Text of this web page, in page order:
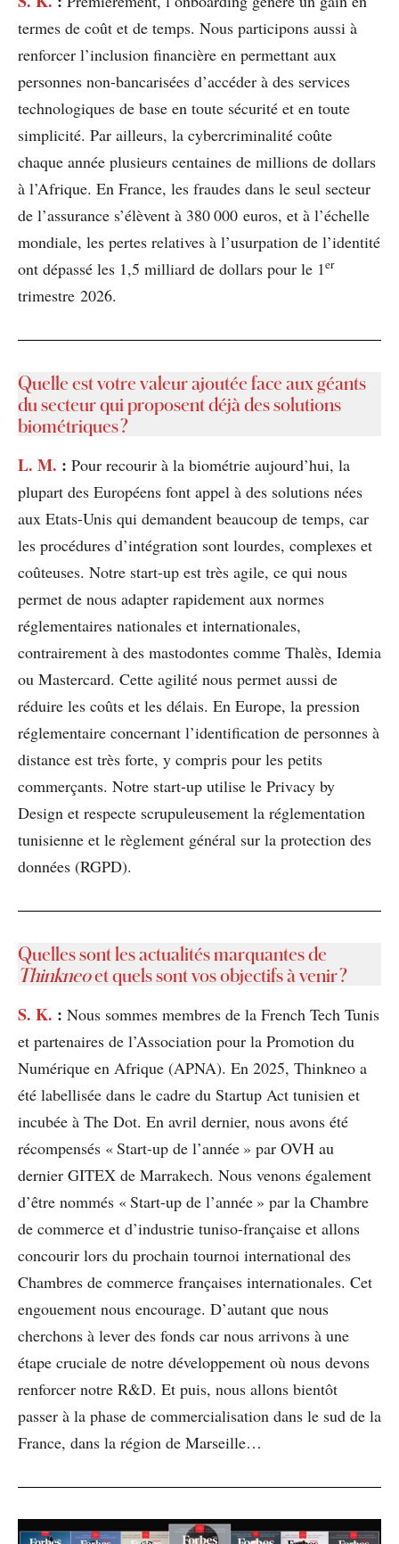
termes de coût et de temps. Nous participons aussi à
renforcer l’inclusion financière en permettant aux
personnes non-bancarisées d’accéder à des services
technologiques de base en toute sécurité et en toute
simplicité. Par ailleurs, la cybercriminalité coûte
chaque année plusieurs centaines de millions de dollars
à l’Afrique. En France, les fraudes dans le seul secteur
de l’assurance s’élèvent à 380 000 euros, et à l’échelle
mondiale, les pertes relatives à l’usurpation de l’identité
ont dépassé les 1,5 milliard de dollars pour le 1er
trimestre 2026.
Quelle est votre valeur ajoutée face aux géants
du secteur qui proposent déjà des solutions
biométriques ?
L. M. : Pour recourir à la biométrie aujourd’hui, la
plupart des Européens font appel à des solutions nées
aux Etats-Unis qui demandent beaucoup de temps, car
les procédures d’intégration sont lourdes, complexes et
coûteuses. Notre start-up est très agile, ce qui nous
permet de nous adapter rapidement aux normes
réglementaires nationales et internationales,
contrairement à des mastodontes comme Thalès, Idemia
ou Mastercard. Cette agilité nous permet aussi de
réduire les coûts et les délais. En Europe, la pression
réglementaire concernant l’identification de personnes à
distance est très forte, y compris pour les petits
commerçants. Notre start-up utilise le Privacy by
Design et respecte scrupuleusement la réglementation
tunisienne et le règlement général sur la protection des
données (RGPD).
Quelles sont les actualités marquantes de
Thinkneoet quels sont vos objectifs à venir ?
S. K. : Nous sommes membres de la French Tech Tunis
et partenaires de l’Association pour la Promotion du
Numérique en Afrique (APNA). En 2025, Thinkneo a
été labellisée dans le cadre du Startup Act tunisien et
incubée à The Dot. En avril dernier, nous avons été
récompensés « Start-up de l’année » par OVH au
dernier GITEX de Marrakech. Nous venons également
d’être nommés « Start-up de l’année » par la Chambre
de commerce et d’industrie tuniso-française et allons
concourir lors du prochain tournoi international des
Chambres de commerce françaises internationales. Cet
engouement nous encourage. D’autant que nous
cherchons à lever des fonds car nous arrivons à une
étape cruciale de notre développement où nous devons
renforcer notre R&D. Et puis, nous allons bientôt
passer à la phase de commercialisation dans le sud de la
France, dans la région de Marseille…